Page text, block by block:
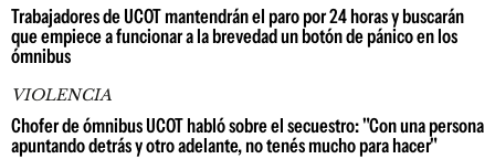
Trabajadores de UCOT mantendrán el paro por 24 horas y buscarán
que empiece a funcionar a la brevedad un botón de pánico en los
ómnibus
VIOLENCIA
Chofer de ómnibus UCOT habló sobre el secuestro: "Con una persona
apuntando detrás y otro adelante, no tenés mucho para hacer"